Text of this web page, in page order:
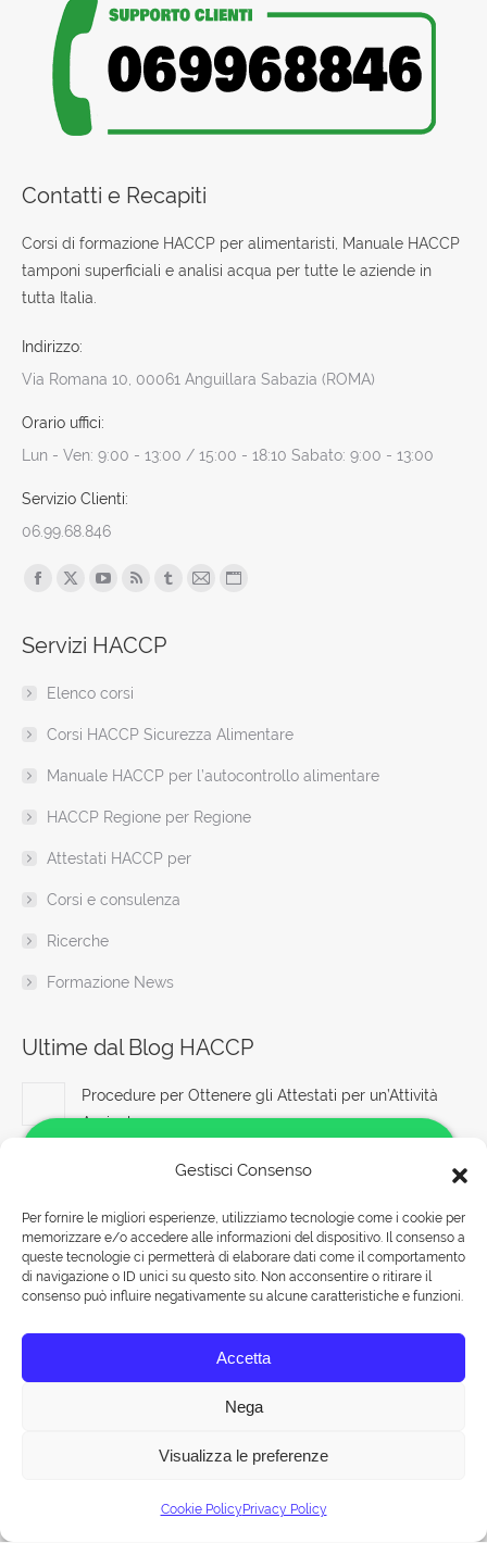
Gestisci Consenso
Per fornire le migliori esperienze, utilizziamo tecnologie come i cookie per
memorizzare e/o accedere alle informazioni del dispositivo. Il consenso a
queste tecnologie ci permetterà di elaborare dati come il comportamento
di navigazione o ID unici su questo sito. Non acconsentire o ritirare il
consenso può influire negativamente su alcune caratteristiche e funzioni.
Accetta
Nega
Visualizza le preferenze
Cookie Policy Privacy Policy
Contatti e Recapiti
Corsi di formazione HACCP per alimentaristi, Manuale HACCP
tamponi superficiali e analisi acqua per tutte le aziende in
tutta Italia.
Indirizzo:
Via Romana 10, 00061 Anguillara Sabazia (ROMA)
Orario uffici:
Lun - Ven: 9:00 - 13:00 / 15:00 - 18:10 Sabato: 9:00 - 13:00
Servizio Clienti:
06.99.68.846
Find us on:
Facebook
opens
new
window
X
opens
new
window
opens
new
window
opens
window
Tumblr
window
Mail
window
Sito
new
Servizi HACCP
Elenco corsi
Corsi HACCP Sicurezza Alimentare
Manuale HACCP per l’autocontrollo alimentare
HACCP Regione per Regione
Attestati HACCP per
Corsi e consulenza
Ricerche
Formazione News
Ultime dal Blog HACCP
Procedure per Ottenere gli Attestati per un’Attività
Agricola
evacuazione e primo soccorso
8 Agosto 2026
Percorso formativo sulla sicurezza sul lavoro: passo
© Tuttohaccp.com - 2019. Tutti i diritti riservati - P.IVA 10515651007 -
Salve!
Come possiamo aiutarti?
Rispondiamo nei seguenti orari:
Lunedì-Venerdì 09:00-18:00
Sabato 09:00-13:00